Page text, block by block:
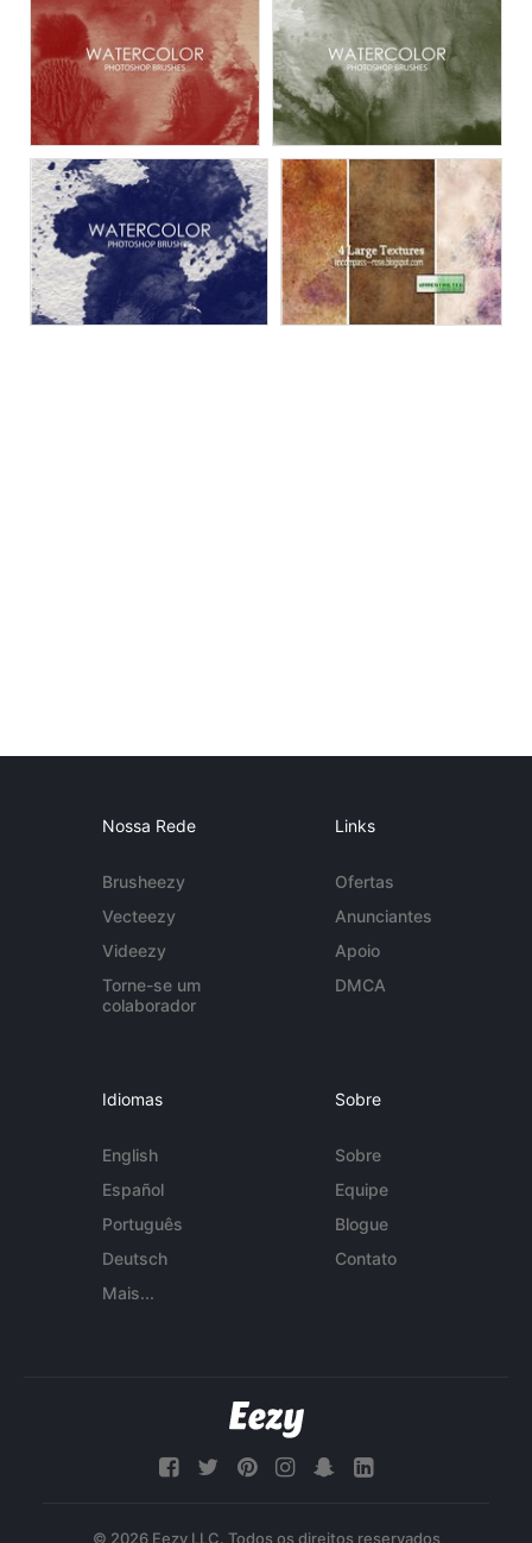
Nossa Rede
Brusheezy
Vecteezy
Videezy
Torne-se um
colaborador
Links
Ofertas
Anunciantes
Apoio
DMCA
Idiomas
English
Español
Português
Deutsch
Mais...
Sobre
Sobre
Equipe
Blogue
Contato
© 2026 Eezy LLC. Todos os direitos reservados